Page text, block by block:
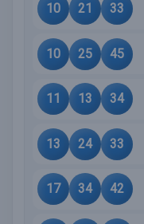
10 21 33
10 25 45
11 13 34
13 24 33
17 34 42